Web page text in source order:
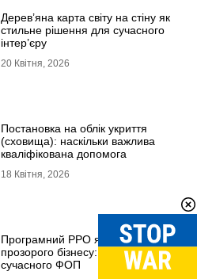
Дерев’яна карта світу на стіну як
стильне рішення для сучасного
інтер’єру
20 Квітня, 2026
Постановка на облік укриття
(сховища): наскільки важлива
кваліфікована допомога
18 Квітня, 2026
Програмний РРО як фундамент
прозорого бізнесу: посібник для
сучасного ФОП